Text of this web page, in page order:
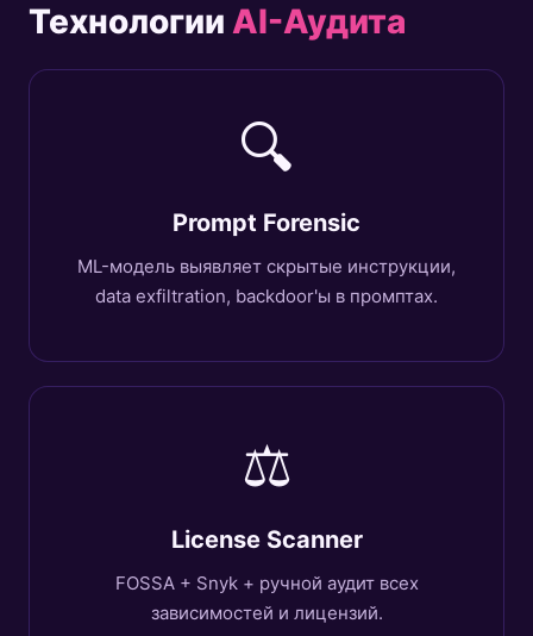
Технологии AI-Аудита
🔍
Prompt Forensic
ML-модель выявляет скрытые инструкции,
data exfiltration, backdoor'ы в промптах.
⚖️
License Scanner
FOSSA + Snyk + ручной аудит всех
зависимостей и лицензий.